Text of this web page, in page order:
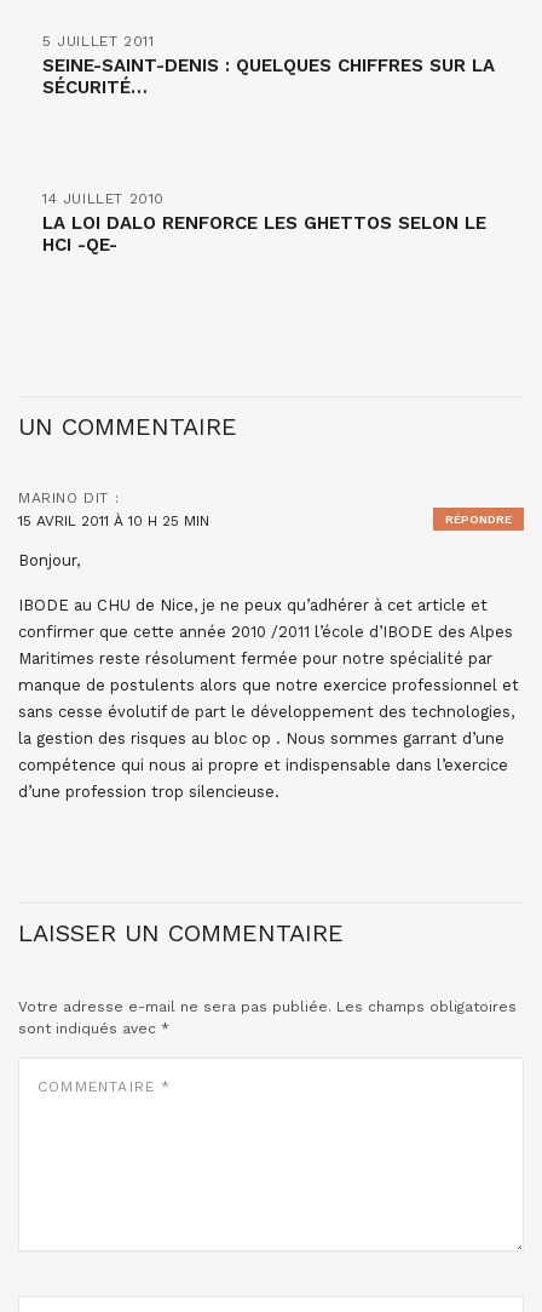
5 JUILLET 2011
SEINE-SAINT-DENIS : QUELQUES CHIFFRES SUR LA
SÉCURITÉ…
14 JUILLET 2010
LA LOI DALO RENFORCE LES GHETTOS SELON LE
HCI -QE-
UN COMMENTAIRE
MARINO DIT :
15 AVRIL 2011 À 10 H 25 MIN
Bonjour,
IBODE au CHU de Nice, je ne peux qu’adhérer à cet article et
confirmer que cette année 2010 /2011 l’école d’IBODE des Alpes
Maritimes reste résolument fermée pour notre spécialité par
manque de postulents alors que notre exercice professionnel et
sans cesse évolutif de part le développement des technologies,
la gestion des risques au bloc op . Nous sommes garrant d’une
compétence qui nous ai propre et indispensable dans l’exercice
d’une profession trop silencieuse.
RÉPONDRE
LAISSER UN COMMENTAIRE
Votre adresse e-mail ne sera pas publiée. Les champs obligatoires
sont indiqués avec *